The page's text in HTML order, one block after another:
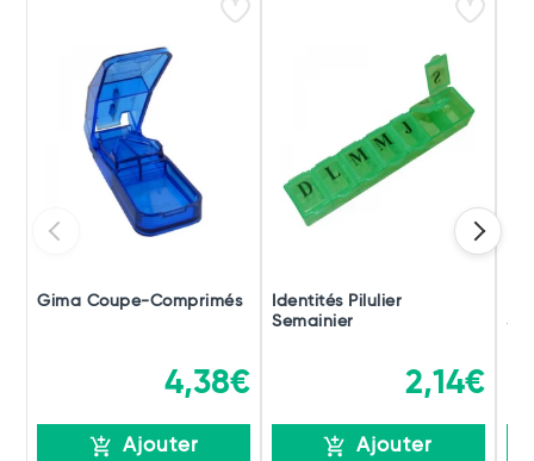
Gima Coupe-Comprimés
4,38€
Ajouter
Identités Pilulier
Semainier
2,14€
Ajouter